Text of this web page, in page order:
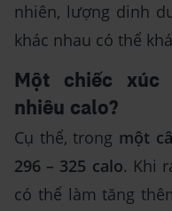
nhiên, lượng dinh
khác nhau có thể
Một chiếc xúc
nhiêu calo?
Cụ thể, trong một
296 – 325 calo. Khi
có thể làm tăng